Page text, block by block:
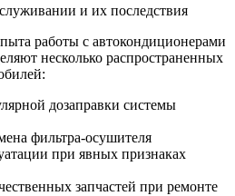
и их последствия
работы с автокондиционерами
несколько распространенных
дозаправки системы
фильтра-осушителя
при явных признаках
запчастей при ремонте